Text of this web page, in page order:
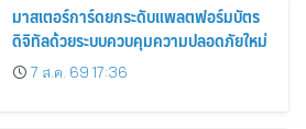
มาสเตอร์การ์ดยกระดับแพลตฟอร์มบัตร
ดิจิทัลด้วยระบบควบคุมความปลอดภัยใหม่
7 ส.ค. 69 17:36